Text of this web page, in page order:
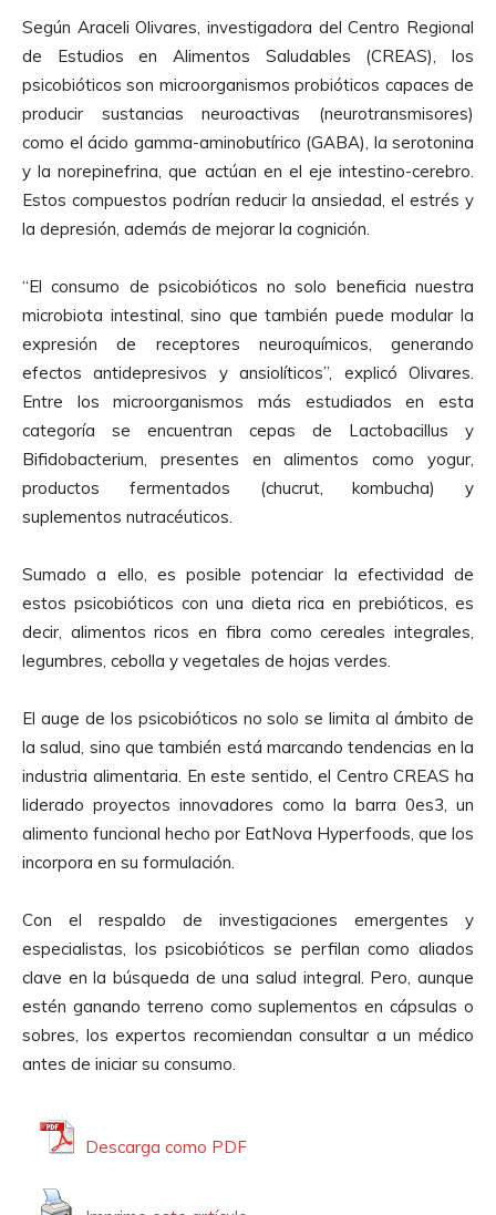
Según Araceli Olivares, investigadora del Centro Regional
de Estudios en Alimentos Saludables (CREAS), los
psicobióticos son microorganismos probióticos capaces de
producir sustancias neuroactivas (neurotransmisores)
como el ácido gamma-aminobutírico (GABA), la serotonina
y la norepinefrina, que actúan en el eje intestino-cerebro.
Estos compuestos podrían reducir la ansiedad, el estrés y
la depresión, además de mejorar la cognición.
“El consumo de psicobióticos no solo beneficia nuestra
microbiota intestinal, sino que también puede modular la
expresión de receptores neuroquímicos, generando
efectos antidepresivos y ansiolíticos”, explicó Olivares.
Entre los microorganismos más estudiados en esta
categoría se encuentran cepas de Lactobacillus y
Bifidobacterium, presentes en alimentos como yogur,
productos fermentados (chucrut, kombucha) y
suplementos nutracéuticos.
Sumado a ello, es posible potenciar la efectividad de
estos psicobióticos con una dieta rica en prebióticos, es
decir, alimentos ricos en fibra como cereales integrales,
legumbres, cebolla y vegetales de hojas verdes.
El auge de los psicobióticos no solo se limita al ámbito de
la salud, sino que también está marcando tendencias en la
industria alimentaria. En este sentido, el Centro CREAS ha
liderado proyectos innovadores como la barra 0es3, un
alimento funcional hecho por EatNova Hyperfoods, que los
incorpora en su formulación.
Con el respaldo de investigaciones emergentes y
especialistas, los psicobióticos se perfilan como aliados
clave en la búsqueda de una salud integral. Pero, aunque
estén ganando terreno como suplementos en cápsulas o
sobres, los expertos recomiendan consultar a un médico
antes de iniciar su consumo.
Descarga como PDF